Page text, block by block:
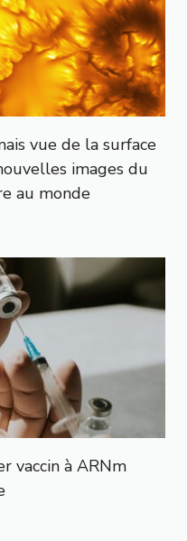
vue de la surface
images du
au monde
vaccin à ARNm